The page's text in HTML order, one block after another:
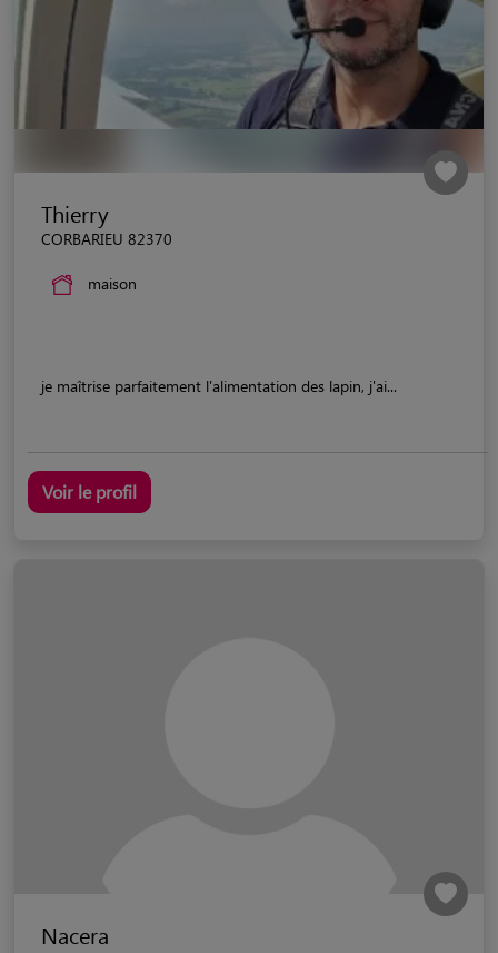
Thierry
CORBARIEU 82370
maison
je maîtrise parfaitement l'alimentation des lapin, j'ai...
Voir le profil
Nacera